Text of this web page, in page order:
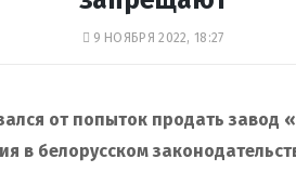
9 НОЯБРЯ 2022, 18:27
от попыток продать завод
в белорусском